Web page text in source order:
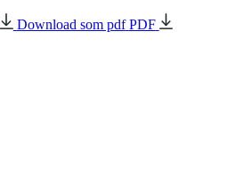
Download som pdf PDF